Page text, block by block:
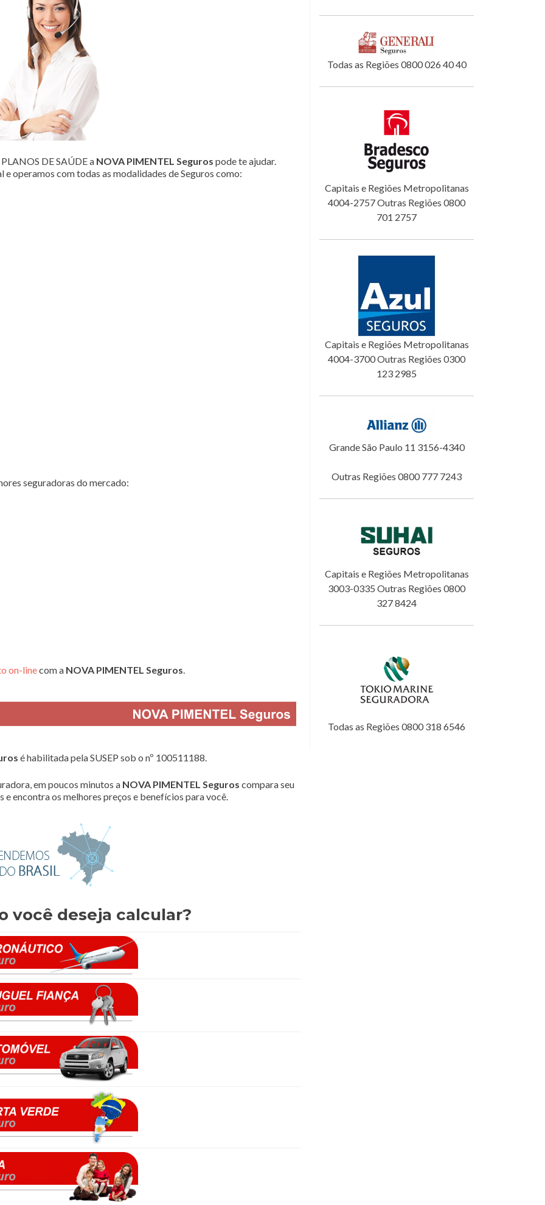
DE SAÚDE a NOVA PIMENTEL Seguros pode te ajudar.
operamos com todas as modalidades de Seguros como:
seguradoras do mercado:
on-linecom a NOVA PIMENTEL Seguros.
é habilitada pela SUSEP sob o nº 100511188.
em poucos minutos a NOVA PIMENTEL Seguros compara seu
e encontra os melhores preços e benefícios para você.
você deseja calcular?
Todas as Regiões 0800 026 40 40
Capitais e Regiões Metropolitanas
4004-2757 Outras Regiões 0800
701 2757
Capitais e Regiões Metropolitanas
4004-3700 Outras Regiões 0300
123 2985
Grande São Paulo 11 3156-4340
Outras Regiões 0800 777 7243
Capitais e Regiões Metropolitanas
3003-0335 Outras Regiões 0800
327 8424
Todas as Regiões 0800 318 6546